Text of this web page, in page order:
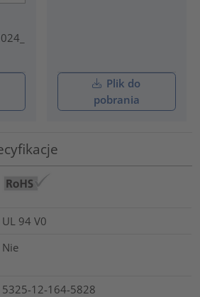
Plik do
pobrania
UL 94 V0
Nie
5325-12-164-5828